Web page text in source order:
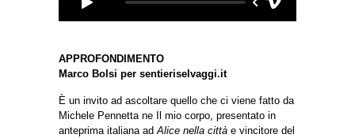
APPROFONDIMENTO
Marco Bolsi per sentieriselvaggi.it
È un invito ad ascoltare quello che ci viene fatto da
Michele Pennetta ne Il mio corpo, presentato in
anteprima italiana adAlice nella città e vincitore del